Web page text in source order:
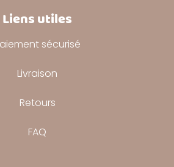
Liens utiles
sécurisé
Livraison
Retours
FAQ